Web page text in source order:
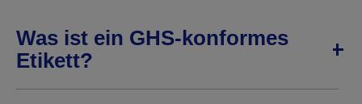
Was ist ein GHS-konformes
Etikett?